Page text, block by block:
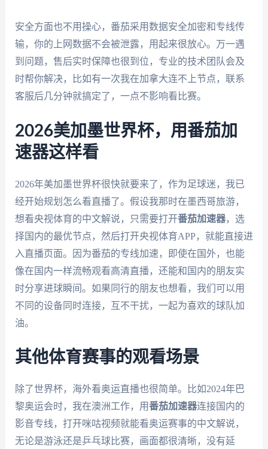
安全方面也不用操心，番茄采用数据安全加密和专线传
输，你的上网数据不会被泄露，用起来很放心。万一遇
到问题，售后实时保障也很到位，专业的技术团队会及
时帮你解决，比如有一次我在加拿大连不上节点，联系
客服后几分钟就搞定了，一点不影响看比赛。
2026美加墨世界杯，用番茄加
速器这样看
2026年美加墨世界杯很快就要来了，作为足球迷，我已
经开始规划怎么看直播了。假设我那时在墨西哥旅游，
想看央视体育的中文解说，只需要打开番茄加速器，选
择国内的最优节点，然后打开央视体育APP，就能直接进
入直播页面。因为番茄的专线加速，即使在国外，也能
像在国内一样流畅观看高清直播，还能和国内的朋友实
时分享进球瞬间。如果同行的朋友也想看，我们可以用
不同的设备同时连接，互不干扰，一起为喜欢的球队加
油。
其他体育赛事的观看场景
除了世界杯，海外看奥运直播也很简单。比如2024年巴
黎奥运会时，我在澳洲工作，用番茄加速器连接国内的
影音专线，打开咪咕视频就能看奥运赛事的中文解说，
无论是游泳还是乒乓球比赛，画面都很清晰，没有延